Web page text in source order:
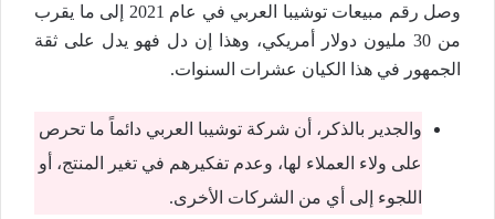
وصل رقم مبيعات توشيبا العربي في عام 2021 إلى ما يقرب
من 30 مليون دولار أمريكي، وهذا إن دل فهو يدل على ثقة
الجمهور في هذا الكيان عشرات السنوات.
والجدير بالذكر، أن شركة توشيبا العربي دائماً ما تحرص
على ولاء العملاء لها، وعدم تفكيرهم في تغير المنتج، أو
اللجوء إلى أي من الشركات الأخرى.